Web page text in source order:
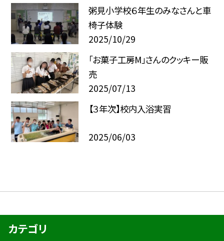
粥見小学校６年生のみなさんと車
椅子体験
2025/10/29
「お菓子工房M」さんのクッキー販
売
2025/07/13
【３年次】校内入浴実習
2025/06/03
カテゴリ